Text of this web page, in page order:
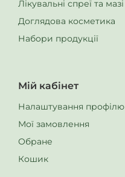
Лікувальні спреї та мазі
Доглядова косметика
Набори продукції
Мій кабінет
Налаштування профілю
Мої замовлення
Обране
Кошик